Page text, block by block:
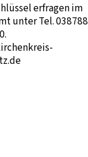
erfragen im
unter Tel. 038788